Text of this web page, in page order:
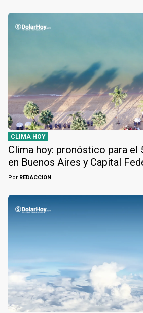
CLIMA HOY
Clima hoy: pronóstico para el
en Buenos Aires y Capital
Por REDACCION